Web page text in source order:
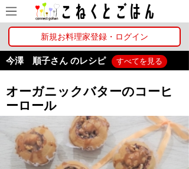
新規お料理家登録・ログイン
今澤 順子さん のレシピ すべてを見る
オーガニックバターのコーヒ
ーロール